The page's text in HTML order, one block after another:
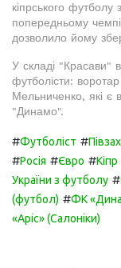
кіпрського
попередньому
дозволило йому
У складі "Красави"
футболісти:
Мельниченко, які є
"Динамо".
#Футболіст #
#Росія #Євро #Кіпр
України з футболу #
(футбол) #ФК
«Аріс» (Салоніки)